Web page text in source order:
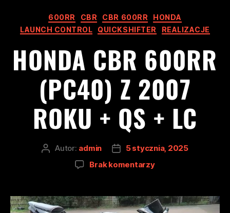
600RR CBR CBR 600RR
HONDA
LAUNCH CONTROL
QUICKSHIFTER REALIZACJE
HONDA CBR 600RR
(PC40) Z 2007
ROKU + QS + LC
Autor: admin
5 stycznia, 2025
Brak komentarzy